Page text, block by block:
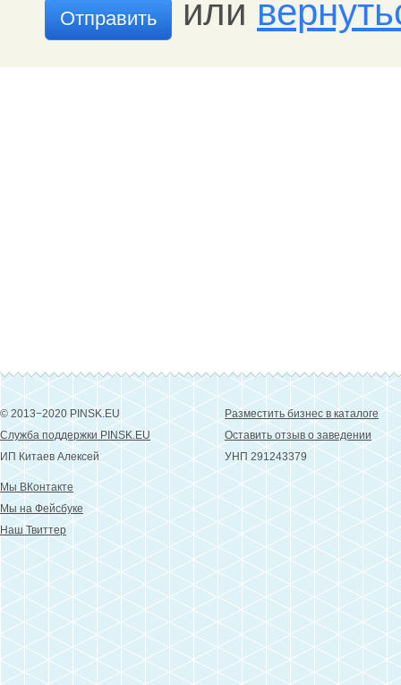
Отправить или
© 2013−2020 PINSK.EU
Служба поддержки PINSK.EU
ИП Китаев Алексей
Разместить бизнес в каталоге
Оставить отзыв о заведении
УНП 291243379
Мы ВКонтакте
Мы на Фейсбуке
Наш Твиттер